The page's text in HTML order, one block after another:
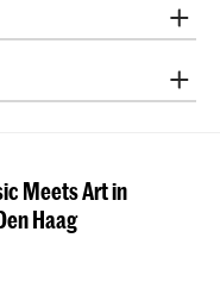
Academy
Meets Art in
Haag